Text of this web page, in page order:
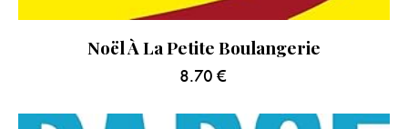
Noël À La Petite Boulangerie
8.70 €